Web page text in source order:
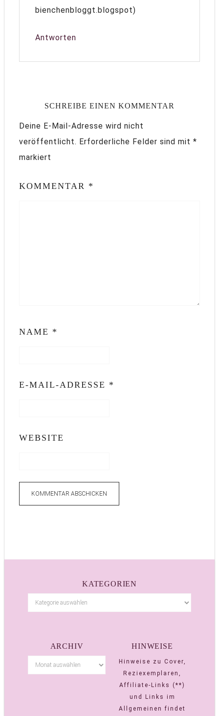
bienchenbloggt.blogspot)
Antworten
SCHREIBE EINEN KOMMENTAR
Deine E-Mail-Adresse wird nicht
veröffentlicht. Erforderliche Felder sind mit *
markiert
KOMMENTAR *
NAME *
E-MAIL-ADRESSE *
WEBSITE
KATEGORIEN
ARCHIV HINWEISE
Hinweise zu Cover,
Reziexemplaren,
Affiliate-Links (**)
und Links im
Allgemeinen findet